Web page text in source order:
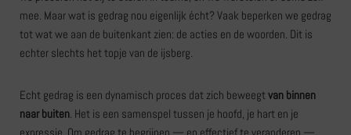
mee. Maar wat is gedrag nou eigenlijk écht? Vaak beperken we gedrag
tot wat we aan de buitenkant zien: de acties en de woorden. Dit is
echter slechts het topje van de ijsberg.
Echt gedrag is een dynamisch proces dat zich beweegt van binnen
naar buiten . Het is een samenspel tussen je hoofd, je hart en je
expressie. Om gedrag te begrijpen — en effectief te veranderen —